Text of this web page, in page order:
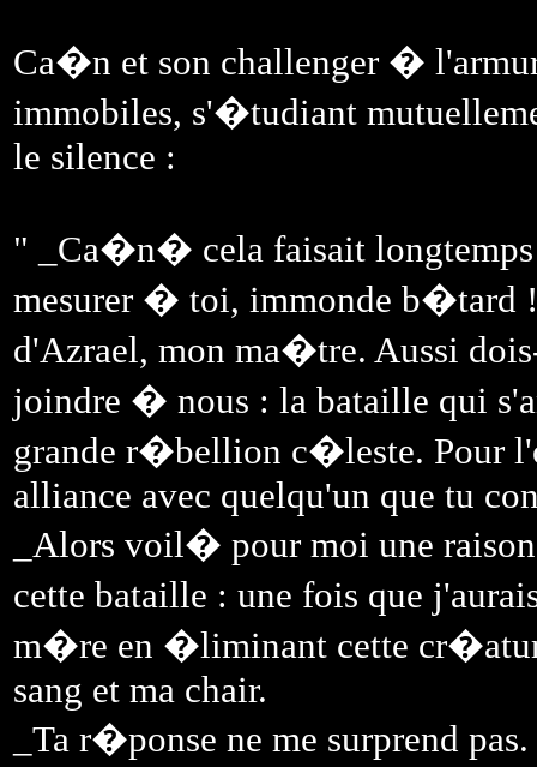
Ca�n et son challenger �
immobiles, s'�tudiant
le silence :
" _Ca�n� cela faisait longtemps
mesurer � toi, immonde b�tard
d'Azrael, mon ma�tre. Aussi
joindre � nous : la bataille qui
grande r�bellion c�leste. Pour
alliance avec quelqu'un que tu
_Alors voil� pour moi une
cette bataille : une fois que
m�re en �liminant cette
sang et ma chair.
_Ta r�ponse ne me surprend